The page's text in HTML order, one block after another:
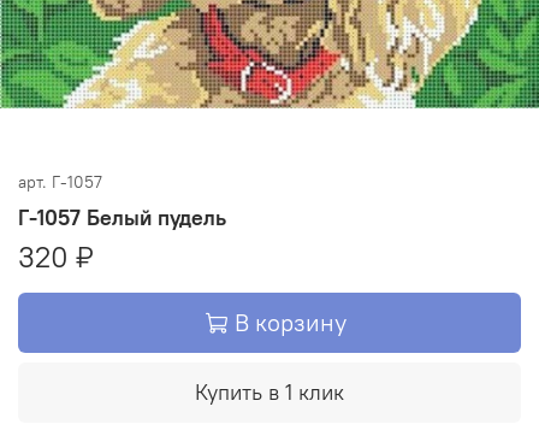
арт. Г-1057
Г-1057 Белый пудель
320 ₽
В корзину
Купить в 1 клик